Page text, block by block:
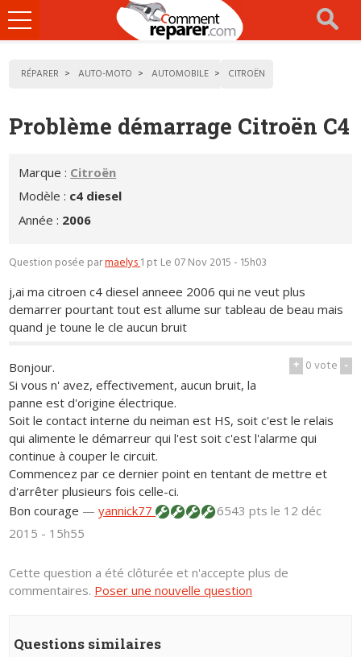
Ouvrir
le
RÉPARER AUTO-MOTO AUTOMOBILE CITROËN
Problème démarrage Citroën C4
Marque : Citroën
Modèle : c4 diesel
Année : 2006
Question posée parmaelys1 pt Le 07 Nov 2015 - 15h03
j,ai ma citroen c4 diesel anneee 2006 qui ne veut plus
demarrer pourtant tout est allume sur tableau de beau mais
quand je toune le cle aucun bruit
+ 0vote -
Bonjour.
Si vous n' avez, effectivement, aucun bruit, la
panne est d'origine électrique.
Soit le contact interne du neiman est HS, soit c'est le relais
qui alimente le démarreur qui l'est soit c'est l'alarme qui
continue à couper le circuit.
Commencez par ce dernier point en tentant de mettre et
d'arrêter plusieurs fois celle-ci.
Bon courage —yannick77 6543 ptsle 12 déc
2015 - 15h55
Cette question a été clôturée et n'accepte plus de
commentaires. Poser une nouvelle question
Questions similaires